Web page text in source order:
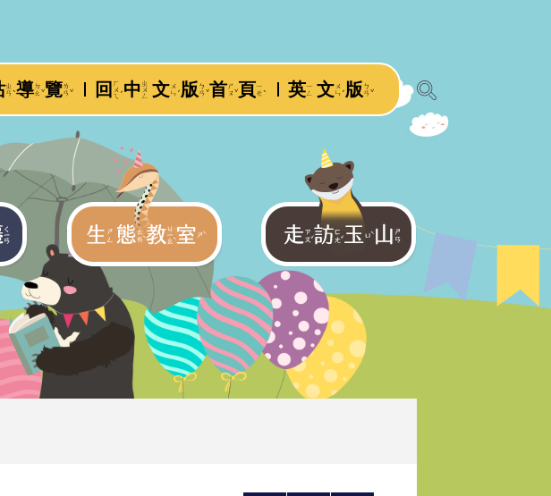
ㄓ
ㄢˋ導ㄉ
ㄠ ˇ覽ㄌ
ㄢ ˇ 回 ㄏ
ㄨ
ㄟ ˊ中 ㄓ
ㄨ
ㄥ 文 ㄨ
ㄣ ˊ版 ㄅ
ㄢ ˇ首 ㄕ
ㄡ ˇ頁ㄧ
ㄝˋ 英ㄧ
ㄥ
文 ㄨ
ㄣ ˊ版 ㄅ
ㄢ ˇ 展開搜尋